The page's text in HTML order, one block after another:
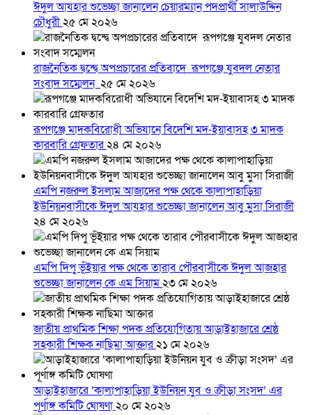
ঈদুল আযহার শুভেচ্ছা জানালেন চেয়ারম্যান পদপ্রার্থী সালাউদ্দিন
চৌধুরী২৫ মে ২০২৬
রাজনৈতিক দ্বন্দ্বে অপপ্রচারের প্রতিবাদে ‎রূপগঞ্জে যুবদল নেতার
সংবাদ সম্মেলন ‎ ২৫ মে ২০২৬
রূপগঞ্জে মাদকবিরোধী অভিযানে বিদেশি মদ-ইয়াবাসহ ৩ মাদক
কারবারি গ্রেফতার২৪ মে ২০২৬
এমপি নজরুল ইসলাম আজাদের পক্ষ থেকে কালাপাহাড়িয়া
ইউনিয়নবাসীকে ঈদুল আযহার শুভেচ্ছা জানালেন আবু মুসা সিরাজী
২৪ মে ২০২৬
এমপি দিপু ভূঁইয়ার পক্ষ থেকে তারাব পৌরবাসীকে ঈদুল আজহার
শুভেচ্ছা জানালেন কে এম সিয়াম২৩ মে ২০২৬
জাতীয় প্রাথমিক শিক্ষা পদক প্রতিযোগিতায় আড়াইহাজারে শ্রেষ্ঠ
সহকারী শিক্ষক নাছিমা আক্তার২১ মে ২০২৬
আড়াইহাজারে ‘কালাপাহাড়িয়া ইউনিয়ন যুব ও ক্রীড়া সংসদ’ এর
পূর্ণাঙ্গ কমিটি ঘোষণা২০ মে ২০২৬